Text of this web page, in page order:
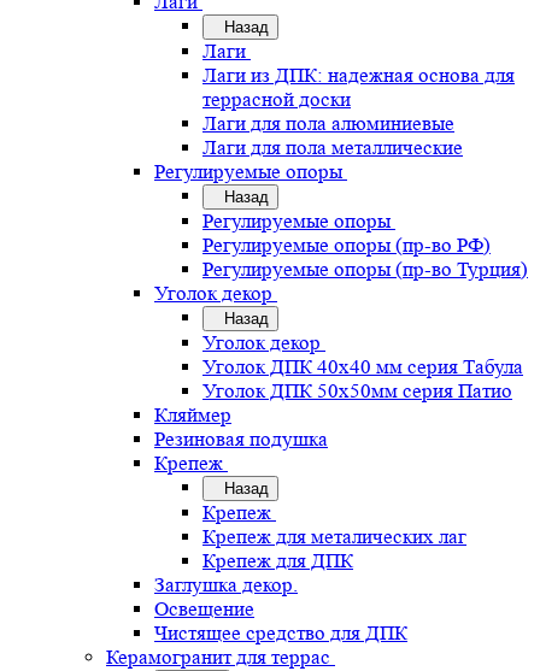
Назад
Лаги
Лаги из ДПК: надежная основа для
террасной доски
Лаги для пола алюминиевые
Лаги для пола металлические
Регулируемые опоры
Назад
Регулируемые опоры
Регулируемые опоры (пр-во РФ)
Регулируемые опоры (пр-во Турция)
Уголок декор
Назад
Уголок декор
Уголок ДПК 40х40 мм серия Табула
Уголок ДПК 50х50мм серия Патио
Кляймер
Резиновая подушка
Крепеж
Назад
Крепеж
Крепеж для металических лаг
Крепеж для ДПК
Заглушка декор.
Освещение
Чистящее средство для ДПК
Керамогранит для террас